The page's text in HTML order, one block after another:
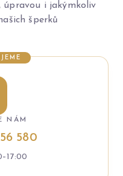
úpravou i jakýmkoliv
šperků
NÁM
580